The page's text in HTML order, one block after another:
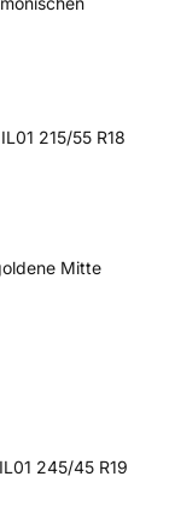
215/55 R18
Mitte
245/45 R19